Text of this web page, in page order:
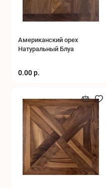
Американский орех
Натуральный Блуа
0.00 р.